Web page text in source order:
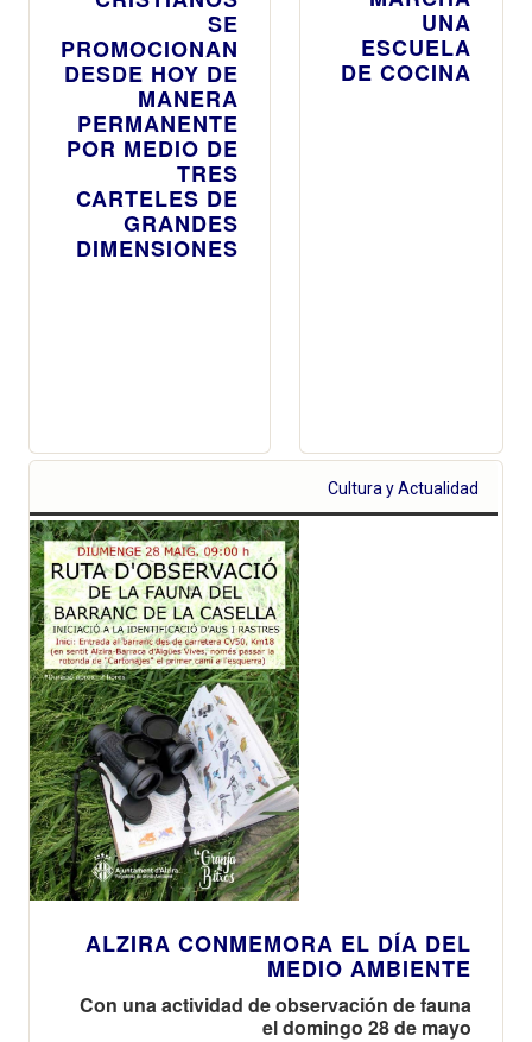
SE
PROMOCIONAN
DESDE HOY DE
MANERA
PERMANENTE
POR MEDIO DE
TRES
CARTELES DE
GRANDES
DIMENSIONES
UNA
ESCUELA
DE COCINA
Cultura y Actualidad
ALZIRA CONMEMORA EL DÍA DEL
MEDIO AMBIENTE
Con una actividad de observación de fauna
el domingo 28 de mayo